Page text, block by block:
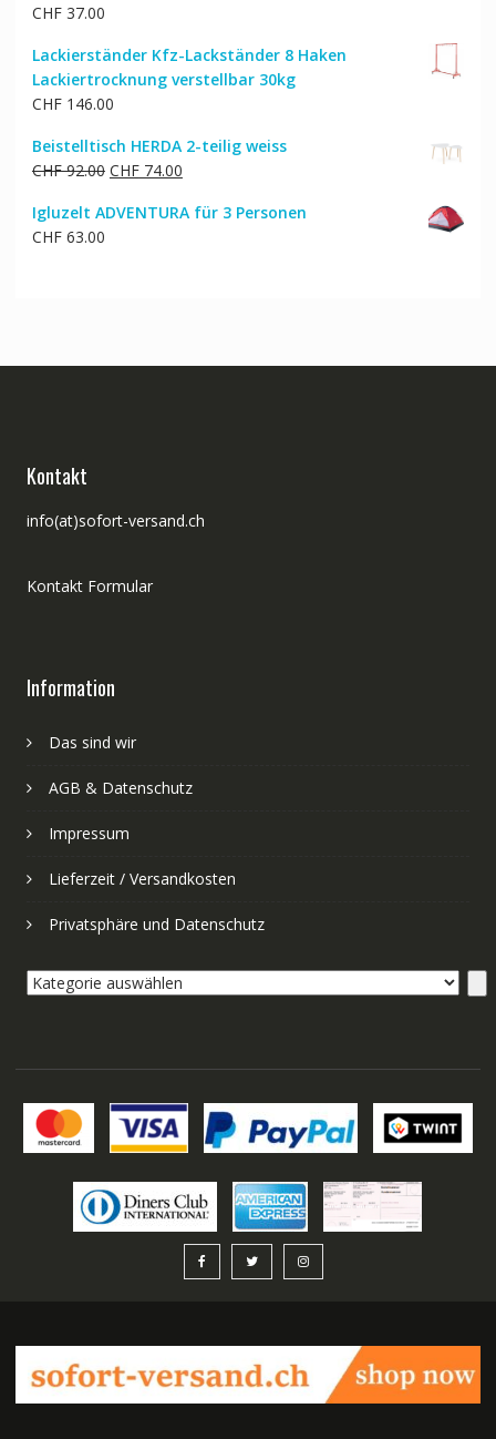
CHF37.00
Lackierständer Kfz-Lackständer 8 Haken
Lackiertrocknung verstellbar 30kg
CHF146.00
Beistelltisch HERDA 2-teilig weiss
CHF92.00 Ursprünglicher
war:
CHF74.00Aktueller
ist:
Igluzelt ADVENTURA für 3 Personen
CHF63.00
Kontakt
info(at)sofort-versand.ch
Kontakt Formular
Information
Das sind wir
AGB & Datenschutz
Impressum
Lieferzeit / Versandkosten
Privatsphäre und Datenschutz
Kategorie